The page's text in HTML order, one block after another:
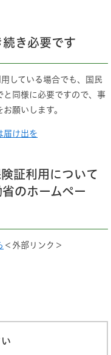
き必要です
している場合でも、国民
と同様に必要ですので、事
願いします。
届け出を
証利用について
のホームペー
＜外部リンク＞